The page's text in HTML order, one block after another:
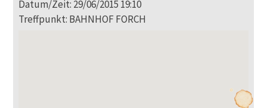
Datum/Zeit: 29/06/2015 19:10
Treffpunkt: BAHNHOF FORCH